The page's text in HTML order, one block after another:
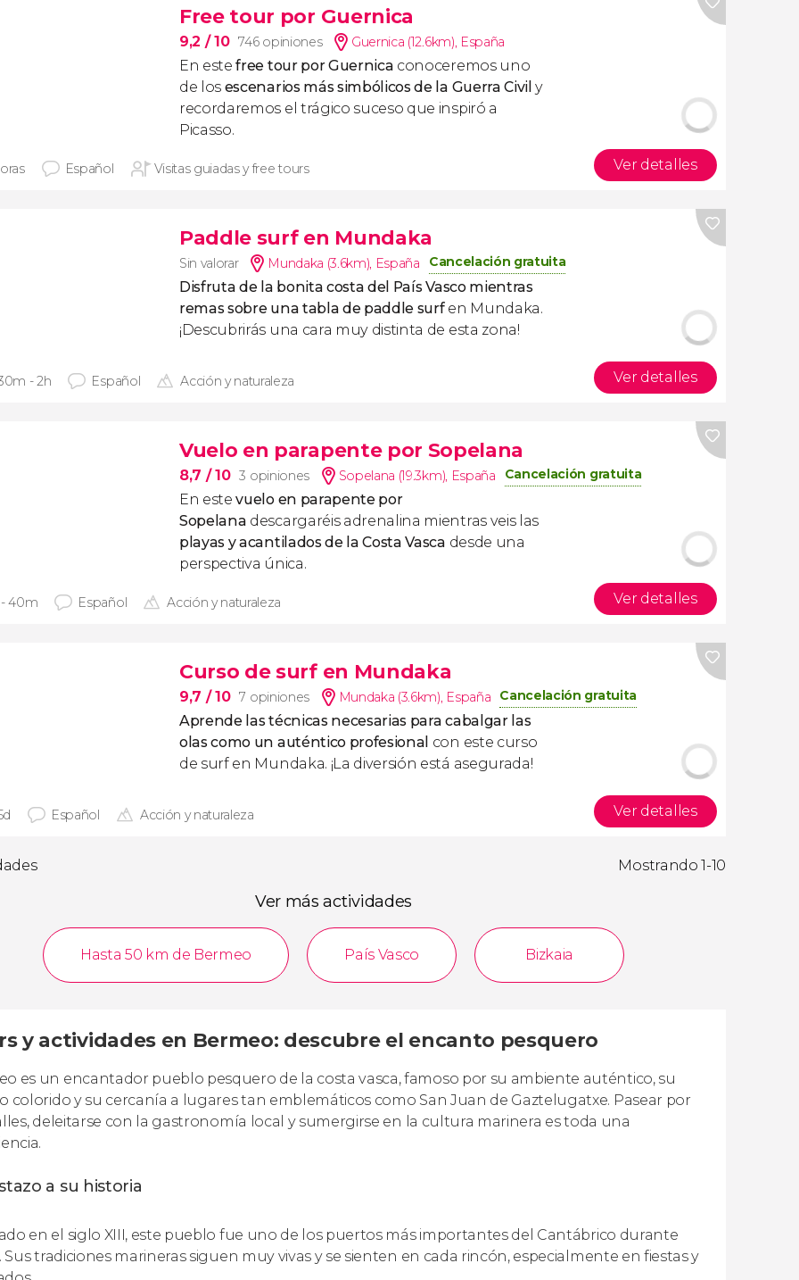
Free tour por Guernica
9,2 / 10 746 opiniones Guernica (12.6km), España
En este free tour por Guernica conoceremos uno
de los escenarios más simbólicos de la Guerra Civil y
recordaremos el trágico suceso que inspiró a
Picasso.
Español Visitas guiadas y free tours Ver detalles
Paddle surf en Mundaka
Sin valorar Mundaka (3.6km), España Cancelación gratuita
Disfruta de la bonita costa del País Vasco mientras
remas sobre una tabla de paddle surfen Mundaka.
¡Descubrirás una cara muy distinta de esta zona!
- 2h Español Acción y naturaleza Ver detalles
Vuelo en parapente por Sopelana
8,7 / 10 3 opiniones Sopelana (19.3km), España Cancelación gratuita
En estevuelo en parapente por
Sopelana descargaréis adrenalina mientras veis las
playas y acantilados de la Costa Vasca desde una
perspectiva única.
40m Español Acción y naturaleza Ver detalles
Curso de surf en Mundaka
9,7 / 10 7 opiniones Mundaka (3.6km), España Cancelación gratuita
Aprende las técnicas necesarias para cabalgar las
olas como un auténtico profesional con este curso
de surf en Mundaka. ¡La diversión está asegurada!
Español Acción y naturaleza Ver detalles
Mostrando 1-10
Ver más actividades
Hasta 50 km de Bermeo País Vasco Bizkaia
y actividades en Bermeo: descubre el encanto pesquero
es un encantador pueblo pesquero de la costa vasca, famoso por su ambiente auténtico, su
colorido y su cercanía a lugares tan emblemáticos como San Juan de Gaztelugatxe. Pasear por
deleitarse con la gastronomía local y sumergirse en la cultura marinera es toda una
a su historia
en el siglo XIII, este pueblo fue uno de los puertos más importantes del Cantábrico durante
Sus tradiciones marineras siguen muy vivas y se sienten en cada rincón, especialmente en fiestas y